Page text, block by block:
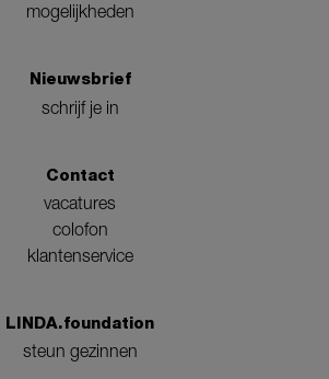
mogelijkheden
Nieuwsbrief
schrijf je in
Contact
vacatures
colofon
klantenservice
LINDA.foundation
steun gezinnen